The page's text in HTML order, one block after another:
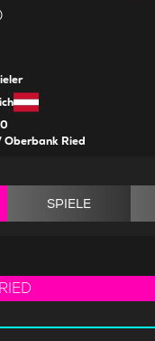
Oberbank Ried
SPIELE